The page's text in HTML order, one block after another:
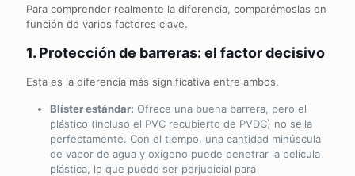
Para comprender realmente la diferencia, comparémoslas en
función de varios factores clave.
1. Protección de barreras: el factor decisivo
Esta es la diferencia más significativa entre ambos.
Blíster estándar: Ofrece una buena barrera, pero el
plástico (incluso el PVC recubierto de PVDC) no sella
perfectamente. Con el tiempo, una cantidad minúscula
de vapor de agua y oxígeno puede penetrar la película
plástica, lo que puede ser perjudicial para